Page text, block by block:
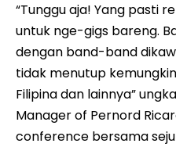
“Tunggu aja! Yang pasti
untuk nge-gigs bareng.
dengan band-band
tidak menutup
Filipina dan lainnya”
Manager of Pernord
conference bersama